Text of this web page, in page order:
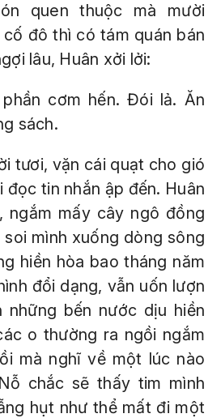
quen thuộc mà mười
đô thì có tám quán bán
lâu, Huân xởi lởi:
cơm hến. Đói lả. Ăn
sách.
tươi, vặn cái quạt cho gió
đọc tin nhắn ập đến. Huân
ngắm mấy cây ngô đồng
mình xuống dòng sông
hiền hòa bao tháng năm
đổi dạng, vẫn uốn lượn
những bến nước dịu hiền
o thường ra ngồi ngắm
mà nghĩ về một lúc nào
chắc sẽ thấy tim mình
hụt như thể mất đi một